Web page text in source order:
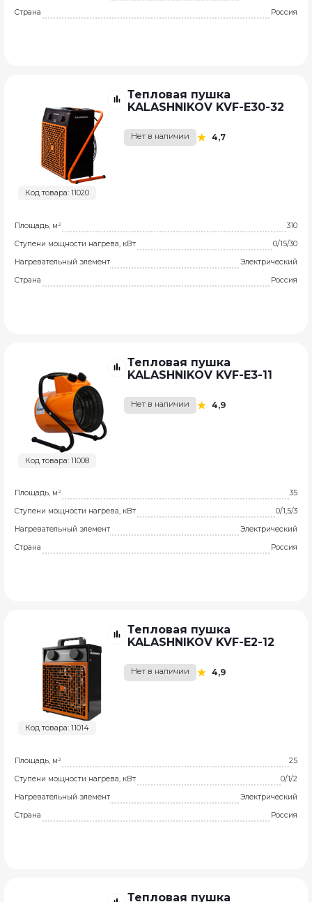
Страна
Россия
Код товара: 11020
Тепловая пушка
KALASHNIKOV KVF-E30-32
Нет в наличии 4,7
Площадь, м²
310
Ступени мощности нагрева, кВт
0/15/30
Нагревательный элемент
Электрический
Страна
Россия
Код товара: 11008
Тепловая пушка
KALASHNIKOV KVF-E3-11
Нет в наличии 4,9
Площадь, м²
35
Ступени мощности нагрева, кВт
0/1,5/3
Нагревательный элемент
Электрический
Страна
Россия
Код товара: 11014
Тепловая пушка
KALASHNIKOV KVF-E2-12
Нет в наличии 4,9
Площадь, м²
25
Ступени мощности нагрева, кВт
0/1/2
Нагревательный элемент
Электрический
Страна
Россия
Тепловая пушка